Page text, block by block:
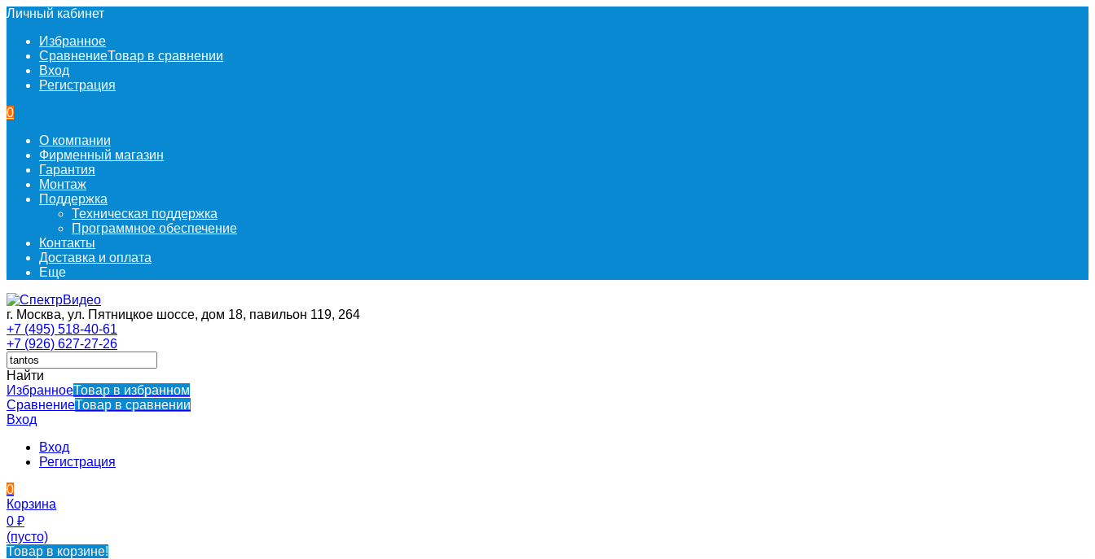
Личный кабинет
Избранное
СравнениеТовар в сравнении
Вход
Регистрация
0
О компании
Фирменный магазин
Гарантия
Монтаж
Поддержка
Техническая поддержка
Программное обеспечение
Контакты
Доставка и оплата
Еще
г. Москва, ул. Пятницкое шоссе, дом 18, павильон 119, 264
+7 (495) 518-40-61
+7 (926) 627-27-26
Найти
ИзбранноеТовар в избранном
СравнениеТовар в сравнении
Вход
Вход
Регистрация
0
Корзина
0 ₽
(пусто)
Товар в корзине!